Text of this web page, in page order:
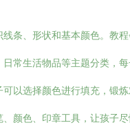
线条、形状和基本颜色。教
常生活物品等主题分类，
以选择颜色进行填充，锻炼
颜色、印章工具，让孩子尽